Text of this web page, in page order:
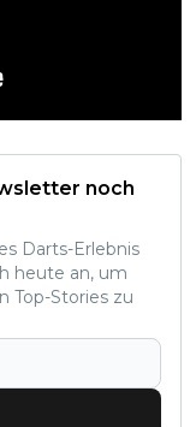
noch
Darts-Erlebnis
heute an, um
Top-Stories zu